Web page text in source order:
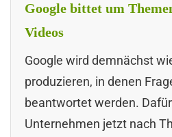
Google bittet um
Videos
Google wird demnächst
produzieren, in denen
beantwortet werden.
Unternehmen jetzt nach